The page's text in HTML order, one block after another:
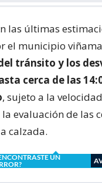
las últimas
el municipio
tránsito y los
cerca de las
, sujeto a la
evaluación de las
calzada.
UN